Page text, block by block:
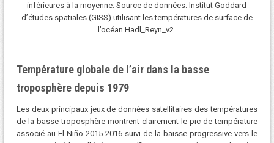
inférieures à la moyenne. Source de données: Institut Goddard
d’études spatiales (GISS) utilisant les températures de surface de
l’océan Hadl_Reyn_v2.
Température globale de l’air dans la basse
troposphère depuis 1979
Les deux principaux jeux de données satellitaires des températures
de la basse troposphère montrent clairement le pic de température
associé au El Niño 2015-2016 suivi de la baisse progressive vers le